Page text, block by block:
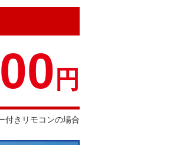
円
付きリモコンの場合